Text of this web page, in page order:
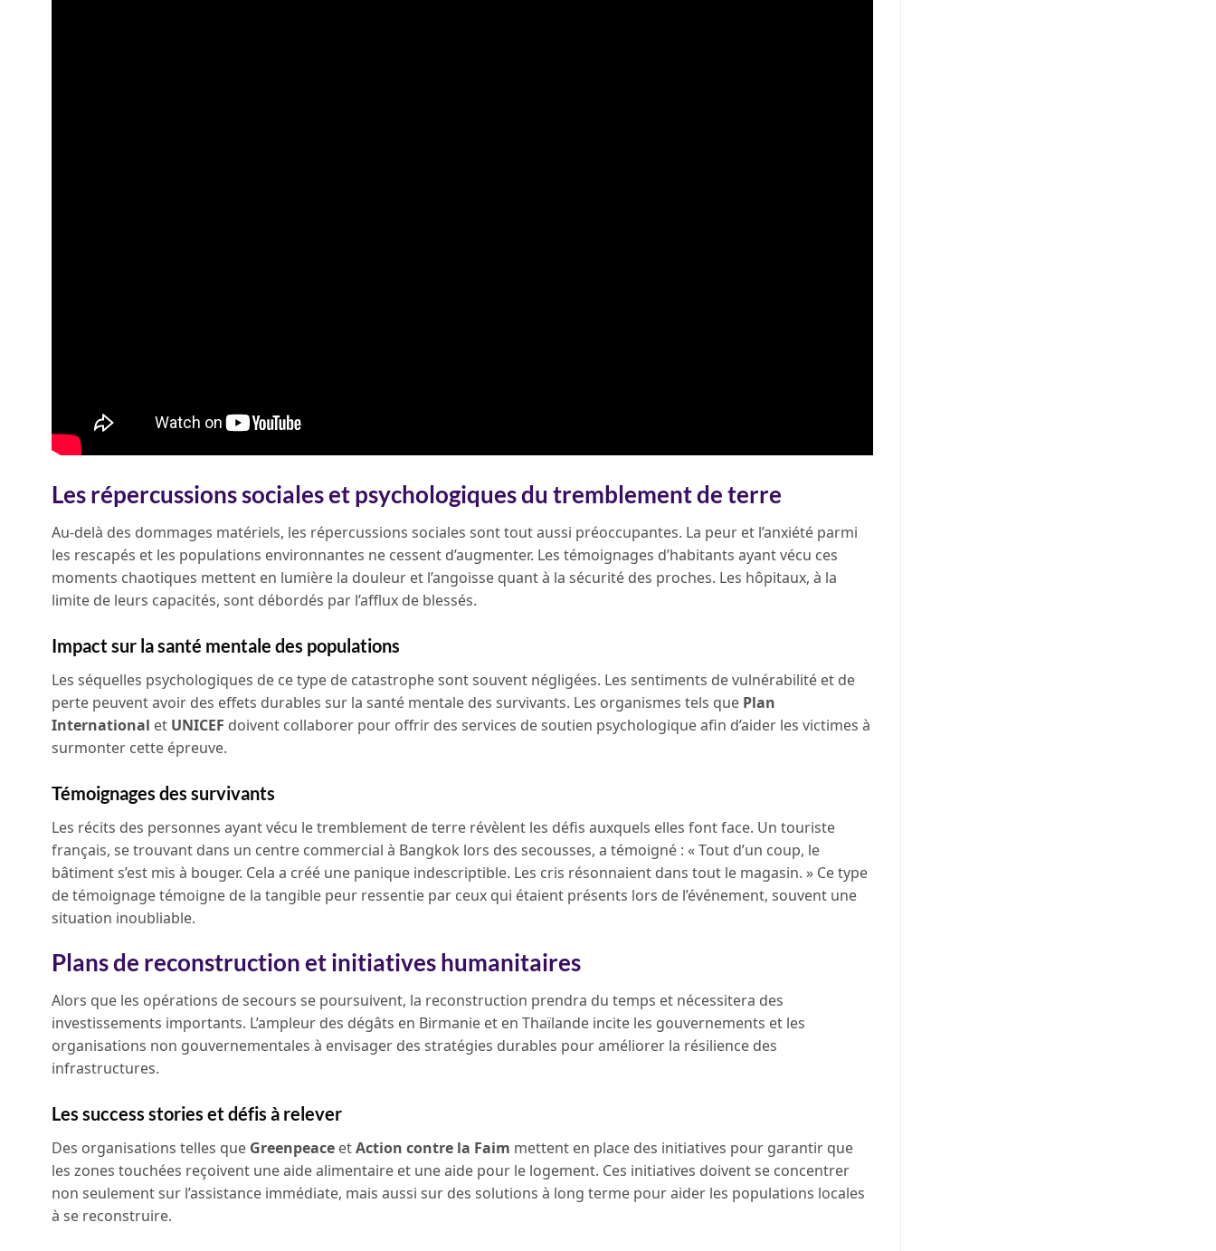
Les répercussions sociales et psychologiques du tremblement de terre
Au-delà des dommages matériels, les répercussions sociales sont tout aussi préoccupantes. La peur et l’anxiété parmi
les rescapés et les populations environnantes ne cessent d’augmenter. Les témoignages d’habitants ayant vécu ces
moments chaotiques mettent en lumière la douleur et l’angoisse quant à la sécurité des proches. Les hôpitaux, à la
limite de leurs capacités, sont débordés par l’afflux de blessés.
Impact sur la santé mentale des populations
Les séquelles psychologiques de ce type de catastrophe sont souvent négligées. Les sentiments de vulnérabilité et de
perte peuvent avoir des effets durables sur la santé mentale des survivants. Les organismes tels que Plan
International et UNICEF doivent collaborer pour offrir des services de soutien psychologique afin d’aider les victimes à
surmonter cette épreuve.
Témoignages des survivants
Les récits des personnes ayant vécu le tremblement de terre révèlent les défis auxquels elles font face. Un touriste
français, se trouvant dans un centre commercial à Bangkok lors des secousses, a témoigné : « Tout d’un coup, le
bâtiment s’est mis à bouger. Cela a créé une panique indescriptible. Les cris résonnaient dans tout le magasin. » Ce type
de témoignage témoigne de la tangible peur ressentie par ceux qui étaient présents lors de l’événement, souvent une
situation inoubliable.
Plans de reconstruction et initiatives humanitaires
Alors que les opérations de secours se poursuivent, la reconstruction prendra du temps et nécessitera des
investissements importants. L’ampleur des dégâts en Birmanie et en Thaïlande incite les gouvernements et les
organisations non gouvernementales à envisager des stratégies durables pour améliorer la résilience des
infrastructures.
Les success stories et défis à relever
Des organisations telles que Greenpeace etAction contre la Faim mettent en place des initiatives pour garantir que
les zones touchées reçoivent une aide alimentaire et une aide pour le logement. Ces initiatives doivent se concentrer
non seulement sur l’assistance immédiate, mais aussi sur des solutions à long terme pour aider les populations locales
à se reconstruire.